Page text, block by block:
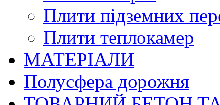
Плити підземних
Плити теплокамер
МАТЕРІАЛИ
Полусфера дорожня